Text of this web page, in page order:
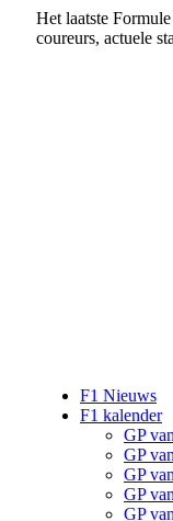
Het laatste
coureurs, actuele
F1 Nieuws
F1 kalender
GP
GP
GP
GP
GP